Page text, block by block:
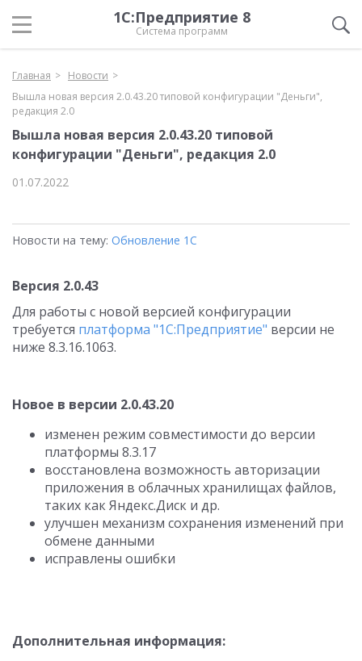
1С:Предприятие 8
Система программ
Главная
Новости
Вышла новая версия 2.0.43.20 типовой конфигурации "Деньги",
редакция 2.0
Вышла новая версия 2.0.43.20 типовой
конфигурации "Деньги", редакция 2.0
01.07.2022
Новости на тему: Обновление 1С
Версия 2.0.43
Для работы с новой версией конфигурации
требуется платформа "1С:Предприятие" версии не
ниже 8.3.16.1063.
Новое в версии 2.0.43.20
изменен режим совместимости до версии
платформы 8.3.17
восстановлена возможность авторизации
приложения в облачных хранилищах файлов,
таких как Яндекс.Диск и др.
улучшен механизм сохранения изменений при
обмене данными
исправлены ошибки
Дополнительная информация: